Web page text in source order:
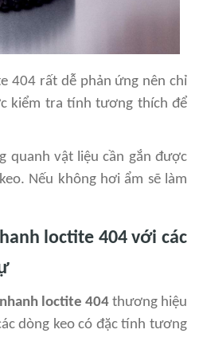
404 rất dễ phản ứng nên chỉ
kiểm tra tính tương thích để
quanh vật liệu cần gắn được
Nếu không hơi ẩm sẽ làm
loctite 404 với các
loctite 404 thương hiệu
dòng keo có đặc tính tương